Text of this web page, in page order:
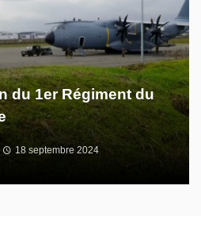
du 1er Régiment du
18 septembre 2024